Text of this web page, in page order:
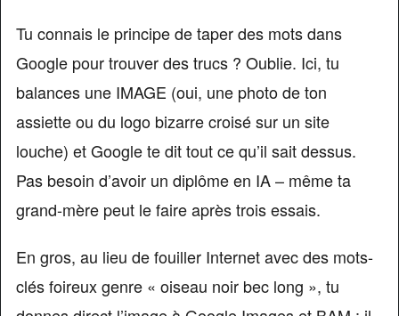
Tu connais le principe de taper des mots dans
Google pour trouver des trucs ? Oublie. Ici, tu
balances une IMAGE (oui, une photo de ton
assiette ou du logo bizarre croisé sur un site
louche) et Google te dit tout ce qu’il sait dessus.
Pas besoin d’avoir un diplôme en IA – même ta
grand-mère peut le faire après trois essais.
En gros, au lieu de fouiller Internet avec des mots-
clés foireux genre « oiseau noir bec long », tu